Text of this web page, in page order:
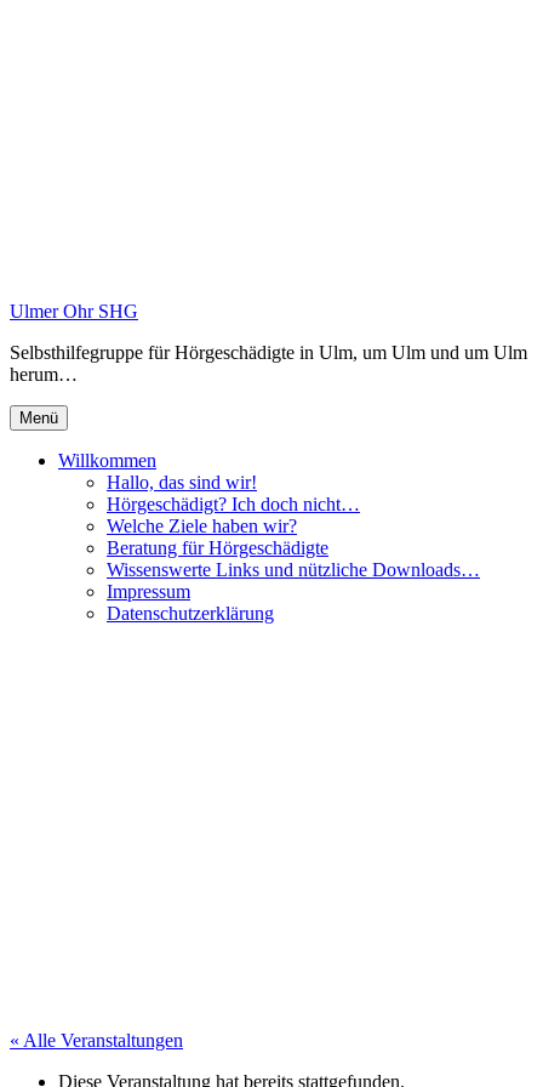
Ulmer Ohr SHG
Selbsthilfegruppe für Hörgeschädigte in Ulm, um Ulm und um Ulm
herum…
Menü
Willkommen
Hallo, das sind wir!
Hörgeschädigt? Ich doch nicht…
Welche Ziele haben wir?
Beratung für Hörgeschädigte
Wissenswerte Links und nützliche Downloads…
Impressum
Datenschutzerklärung
« Alle Veranstaltungen
Diese Veranstaltung hat bereits stattgefunden.